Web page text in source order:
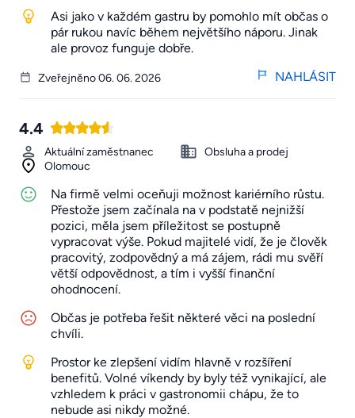
Asi jako v každém gastru by pomohlo mít občas o
pár rukou navíc během největšího náporu. Jinak
ale provoz funguje dobře.
Zveřejněno 06. 06. 2026 NAHLÁSIT
4.4
Aktuální zaměstnanec
Obsluha a prodej
Olomouc
Na firmě velmi oceňuji možnost kariérního růstu.
Přestože jsem začínala na v podstatě nejnižší
pozici, měla jsem příležitost se postupně
vypracovat výše. Pokud majitelé vidí, že je člověk
pracovitý, zodpovědný a má zájem, rádi mu svěří
větší odpovědnost, a tím i vyšší finanční
ohodnocení.
Občas je potřeba řešit některé věci na poslední
chvíli.
Prostor ke zlepšení vidím hlavně v rozšíření
benefitů. Volné víkendy by byly též vynikající, ale
vzhledem k práci v gastronomii chápu, že to
nebude asi nikdy možné.